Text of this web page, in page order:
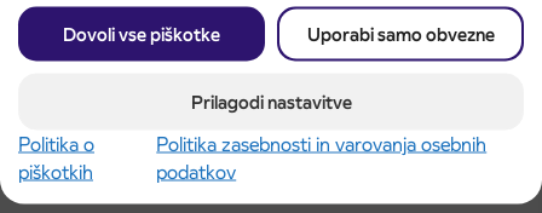
Dovoli vse piškotke Uporabi samo obvezne
Prilagodi nastavitve
Politika o
piškotkih
Politika zasebnosti in varovanja osebnih
podatkov